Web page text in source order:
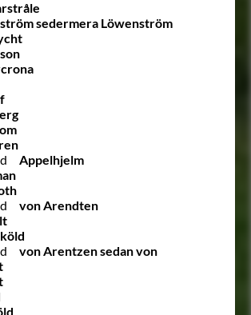
sedermera Löwenström
Appelhjelm
von Arendten
von Arentzen sedan von